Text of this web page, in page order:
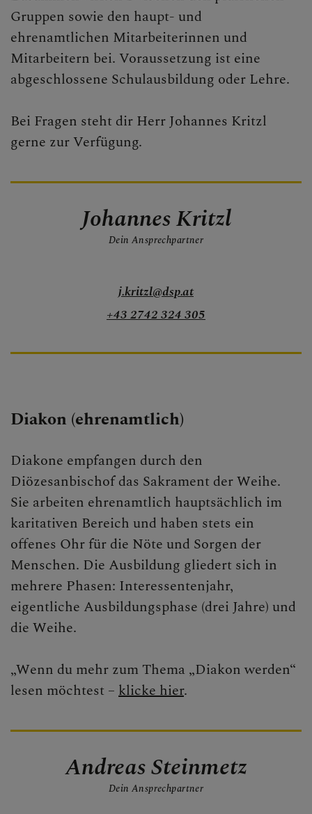
Gruppen sowie den haupt- und
ehrenamtlichen Mitarbeiterinnen und
Mitarbeitern bei. Voraussetzung ist eine
abgeschlossene Schulausbildung oder Lehre.
Bei Fragen steht dir Herr Johannes Kritzl
gerne zur Verfügung.
Johannes Kritzl
Dein Ansprechpartner
j.kritzl@dsp.at
+43 2742 324 305
Diakon (ehrenamtlich)
Diakone empfangen durch den
Diözesanbischof das Sakrament der Weihe.
Sie arbeiten ehrenamtlich hauptsächlich im
karitativen Bereich und haben stets ein
offenes Ohr für die Nöte und Sorgen der
Menschen. Die Ausbildung gliedert sich in
mehrere Phasen: Interessentenjahr,
eigentliche Ausbildungsphase (drei Jahre) und
die Weihe.
„Wenn du mehr zum Thema „Diakon werden“
lesen möchtest – klicke hier.
Andreas Steinmetz
Dein Ansprechpartner